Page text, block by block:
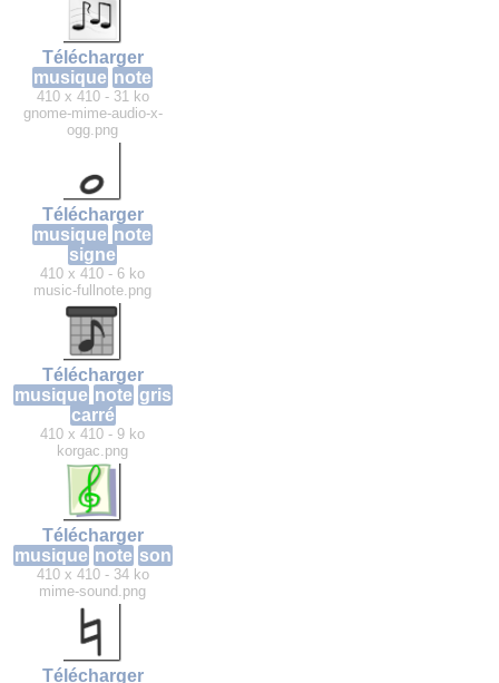
Télécharger
musique note
410 x 410 - 31 ko
gnome-mime-audio-x-
ogg.png
Télécharger
musique note
signe
410 x 410 - 6 ko
music-fullnote.png
Télécharger
musique note gris
carré
410 x 410 - 9 ko
korgac.png
Télécharger
musique note son
410 x 410 - 34 ko
mime-sound.png
Télécharger